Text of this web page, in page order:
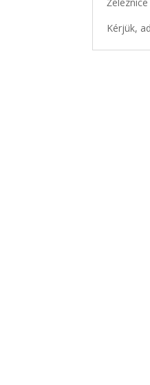
Kérjük,